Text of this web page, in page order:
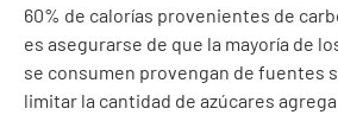
60% de calorías provenientes de
es asegurarse de que la mayoría de
se consumen provengan de fuentes
limitar la cantidad de azúcares